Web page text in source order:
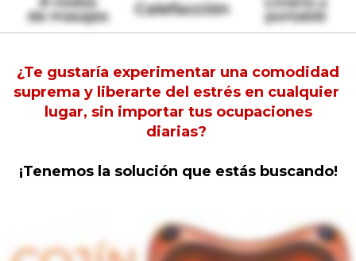
¿Te gustaría experimentar una comodidad
suprema y liberarte del estrés en cualquier
lugar, sin importar tus ocupaciones
diarias?
¡Tenemos la solución que estás buscando!